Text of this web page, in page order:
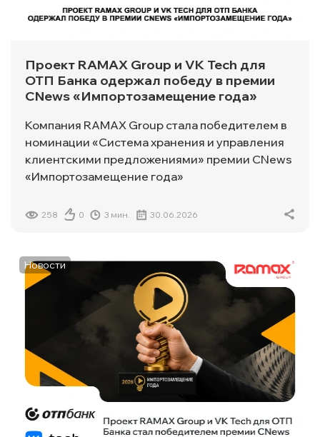
Проект RAMAX Group и VK Tech для
ОТП Банка одержал победу в премии
CNews «Импортозамещение года»
Компания RAMAX Group стала победителем в
номинации «Система хранения и управления
клиентскими предложениями» премии CNews
«Импортозамещение года»
258 0 3 мин. 30.06.2026
Новости